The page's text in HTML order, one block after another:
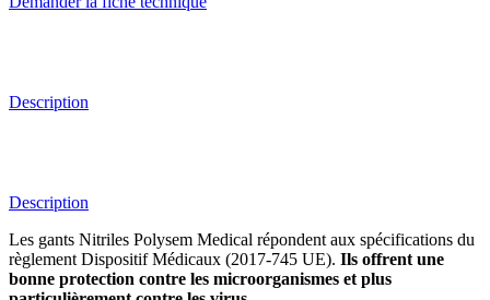
Description
Description
Les gants Nitriles Polysem Medical répondent aux spécifications du
règlement Dispositif Médicaux (2017-745 UE). Ils offrent une
bonne protection contre les microorganismes et plus